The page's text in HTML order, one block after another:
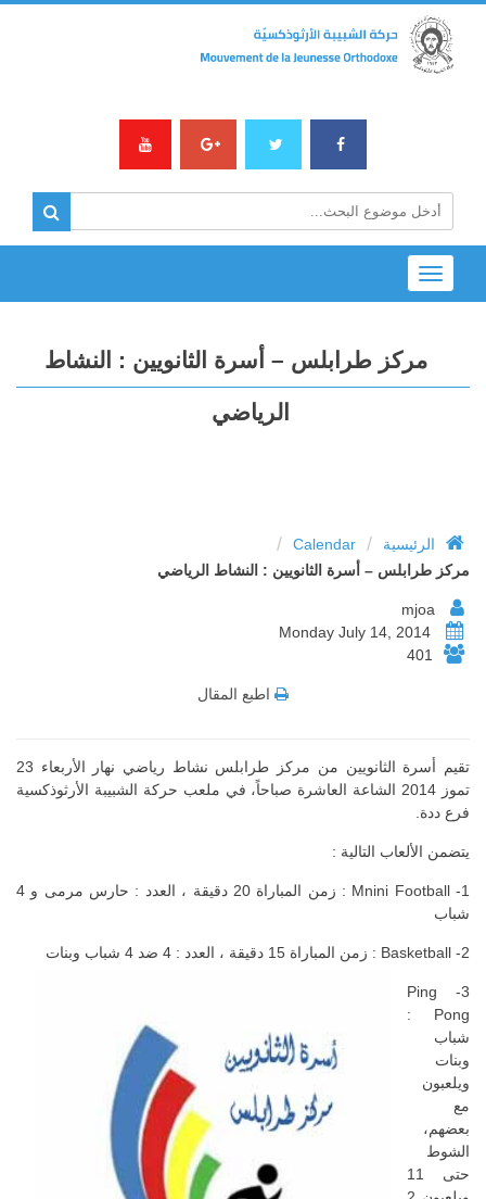
Toggle
navigation
مركز طرابلس – أسرة الثانويين : النشاط
الرياضي
الرئيسية /
Calendar
/
مركز طرابلس – أسرة الثانويين : النشاط الرياضي
401
اطبع المقال
تقيم أسرة الثانويين من مركز طرابلس نشاط رياضي نهار الأربعاء 23
تموز 2014 الشاعة العاشرة صباحاً، في ملعب حركة الشبيبة الأرثوذكسية
فرع ددة.
يتضمن الألعاب التالية :
1- Mnini Football : زمن المباراة 20 دقيقة ، العدد : حارس مرمى و 4
شباب
2- Basketball : زمن المباراة 15 دقيقة ، العدد : 4 ضد 4 شباب وبنات
3- Ping
Pong :
شباب
وبنات
ويلعبون
مع
بعضهم،
الشوط
حتى 11